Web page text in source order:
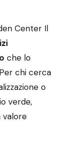
Center Il
che lo
chi cerca
o
verde,
valore